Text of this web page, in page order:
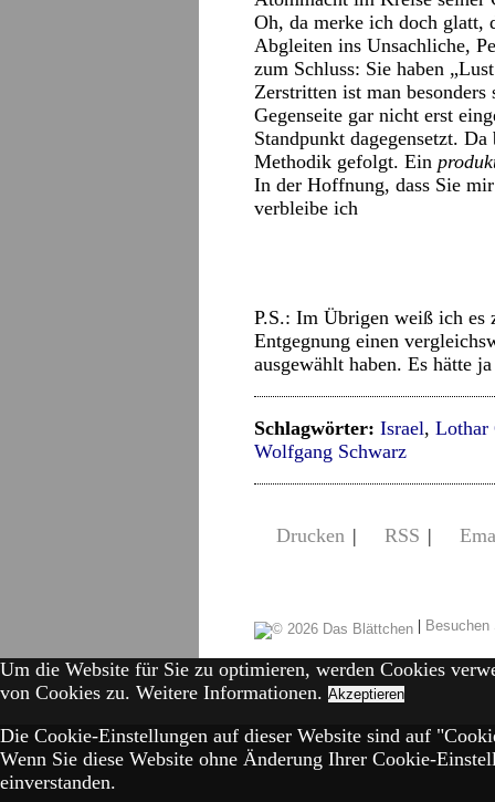
Oh, da merke ich doch glatt,
Abgleiten ins Unsachliche,
zum Schluss: Sie haben
Zerstritten ist man
Gegenseite gar nicht erst
Standpunkt dagegensetzt.
Methodik gefolgt. Ein
In der Hoffnung, dass Sie
verbleibe ich
P.S.: Im Übrigen weiß ich es
Entgegnung einen
ausgewählt haben. Es hätte
Schlagwörter: Israel, Lothar
Wolfgang Schwarz
Drucken | RSS |
|
Um die Website für Sie zu optimieren, werden Cookies
von Cookies zu. Weitere Informationen. Akzeptieren
Die Cookie-Einstellungen auf dieser Website sind auf
Wenn Sie diese Website ohne Änderung Ihrer Cookie-
einverstanden.